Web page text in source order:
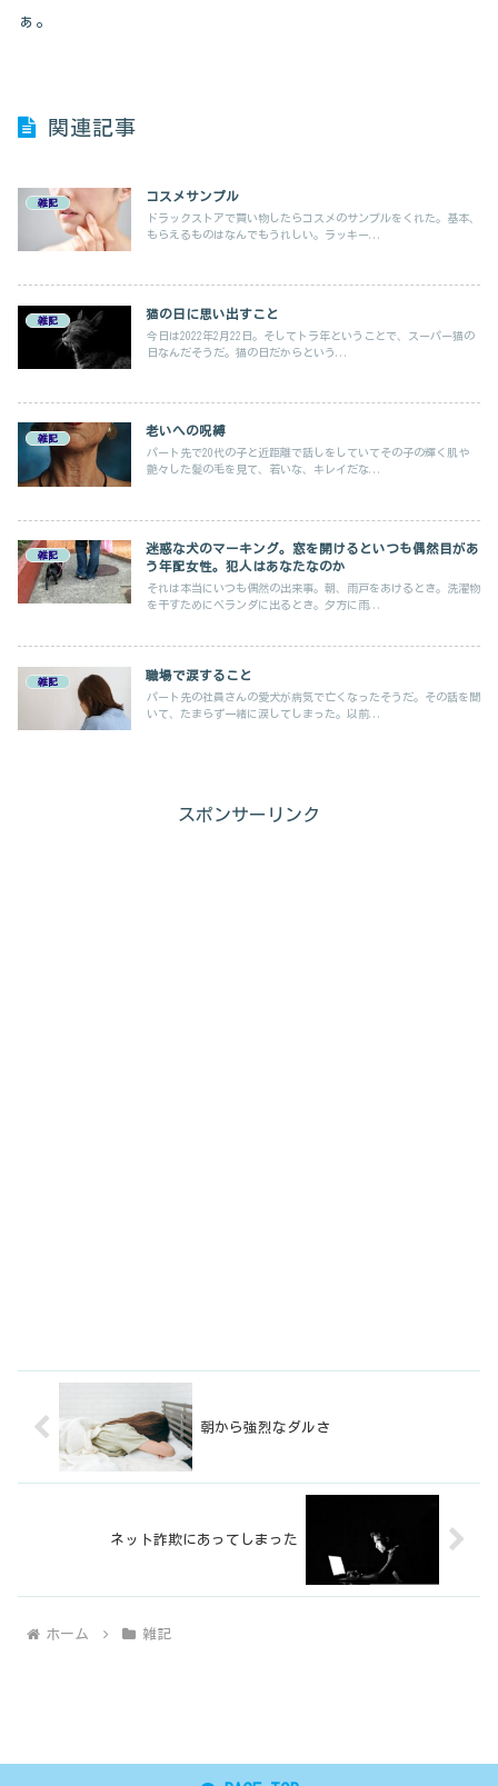
ぁ。
関連記事
雑記
コスメサンプル
ドラックストアで買い物したらコスメのサンプルをくれた。基本、
もらえるものはなんでもうれしい。ラッキー...
雑記
猫の日に思い出すこと
今日は2022年2月22日。そしてトラ年ということで、スーパー猫の
日なんだそうだ。猫の日だからという...
雑記
老いへの呪縛
パート先で20代の子と近距離で話しをしていてその子の輝く肌や
艶々した髪の毛を見て、若いな、キレイだな...
雑記
迷惑な犬のマーキング。窓を開けるといつも偶然目があ
う年配女性。犯人はあなたなのか
それは本当にいつも偶然の出来事。朝、雨戸をあけるとき。洗濯物
を干すためにベランダに出るとき。夕方に雨...
雑記
職場で涙すること
パート先の社員さんの愛犬が病気で亡くなったそうだ。その話を聞
いて、たまらず一緒に涙してしまった。以前...
スポンサーリンク
朝から強烈なダルさ
ネット詐欺にあってしまった
ホーム 雑記